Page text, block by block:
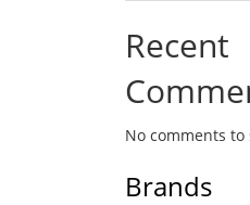
Recent
No comments to
Brands